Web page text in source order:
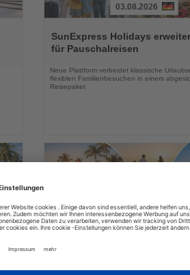
Sie
die
03.08.2026
SunExpress Holidays
für Pauschalreisen
Neue Plattform verbindet klassische
flexiblen Familienbesuchen in einem
Reisepaket
Lesen
Sie
Nachrichten
03.08.2026
DERTOUR Hotels & Resorts